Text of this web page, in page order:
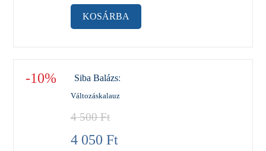
KOSÁRBA
-10% Siba Balázs:
Változáskalauz
4 500Ft
4 050 Ft